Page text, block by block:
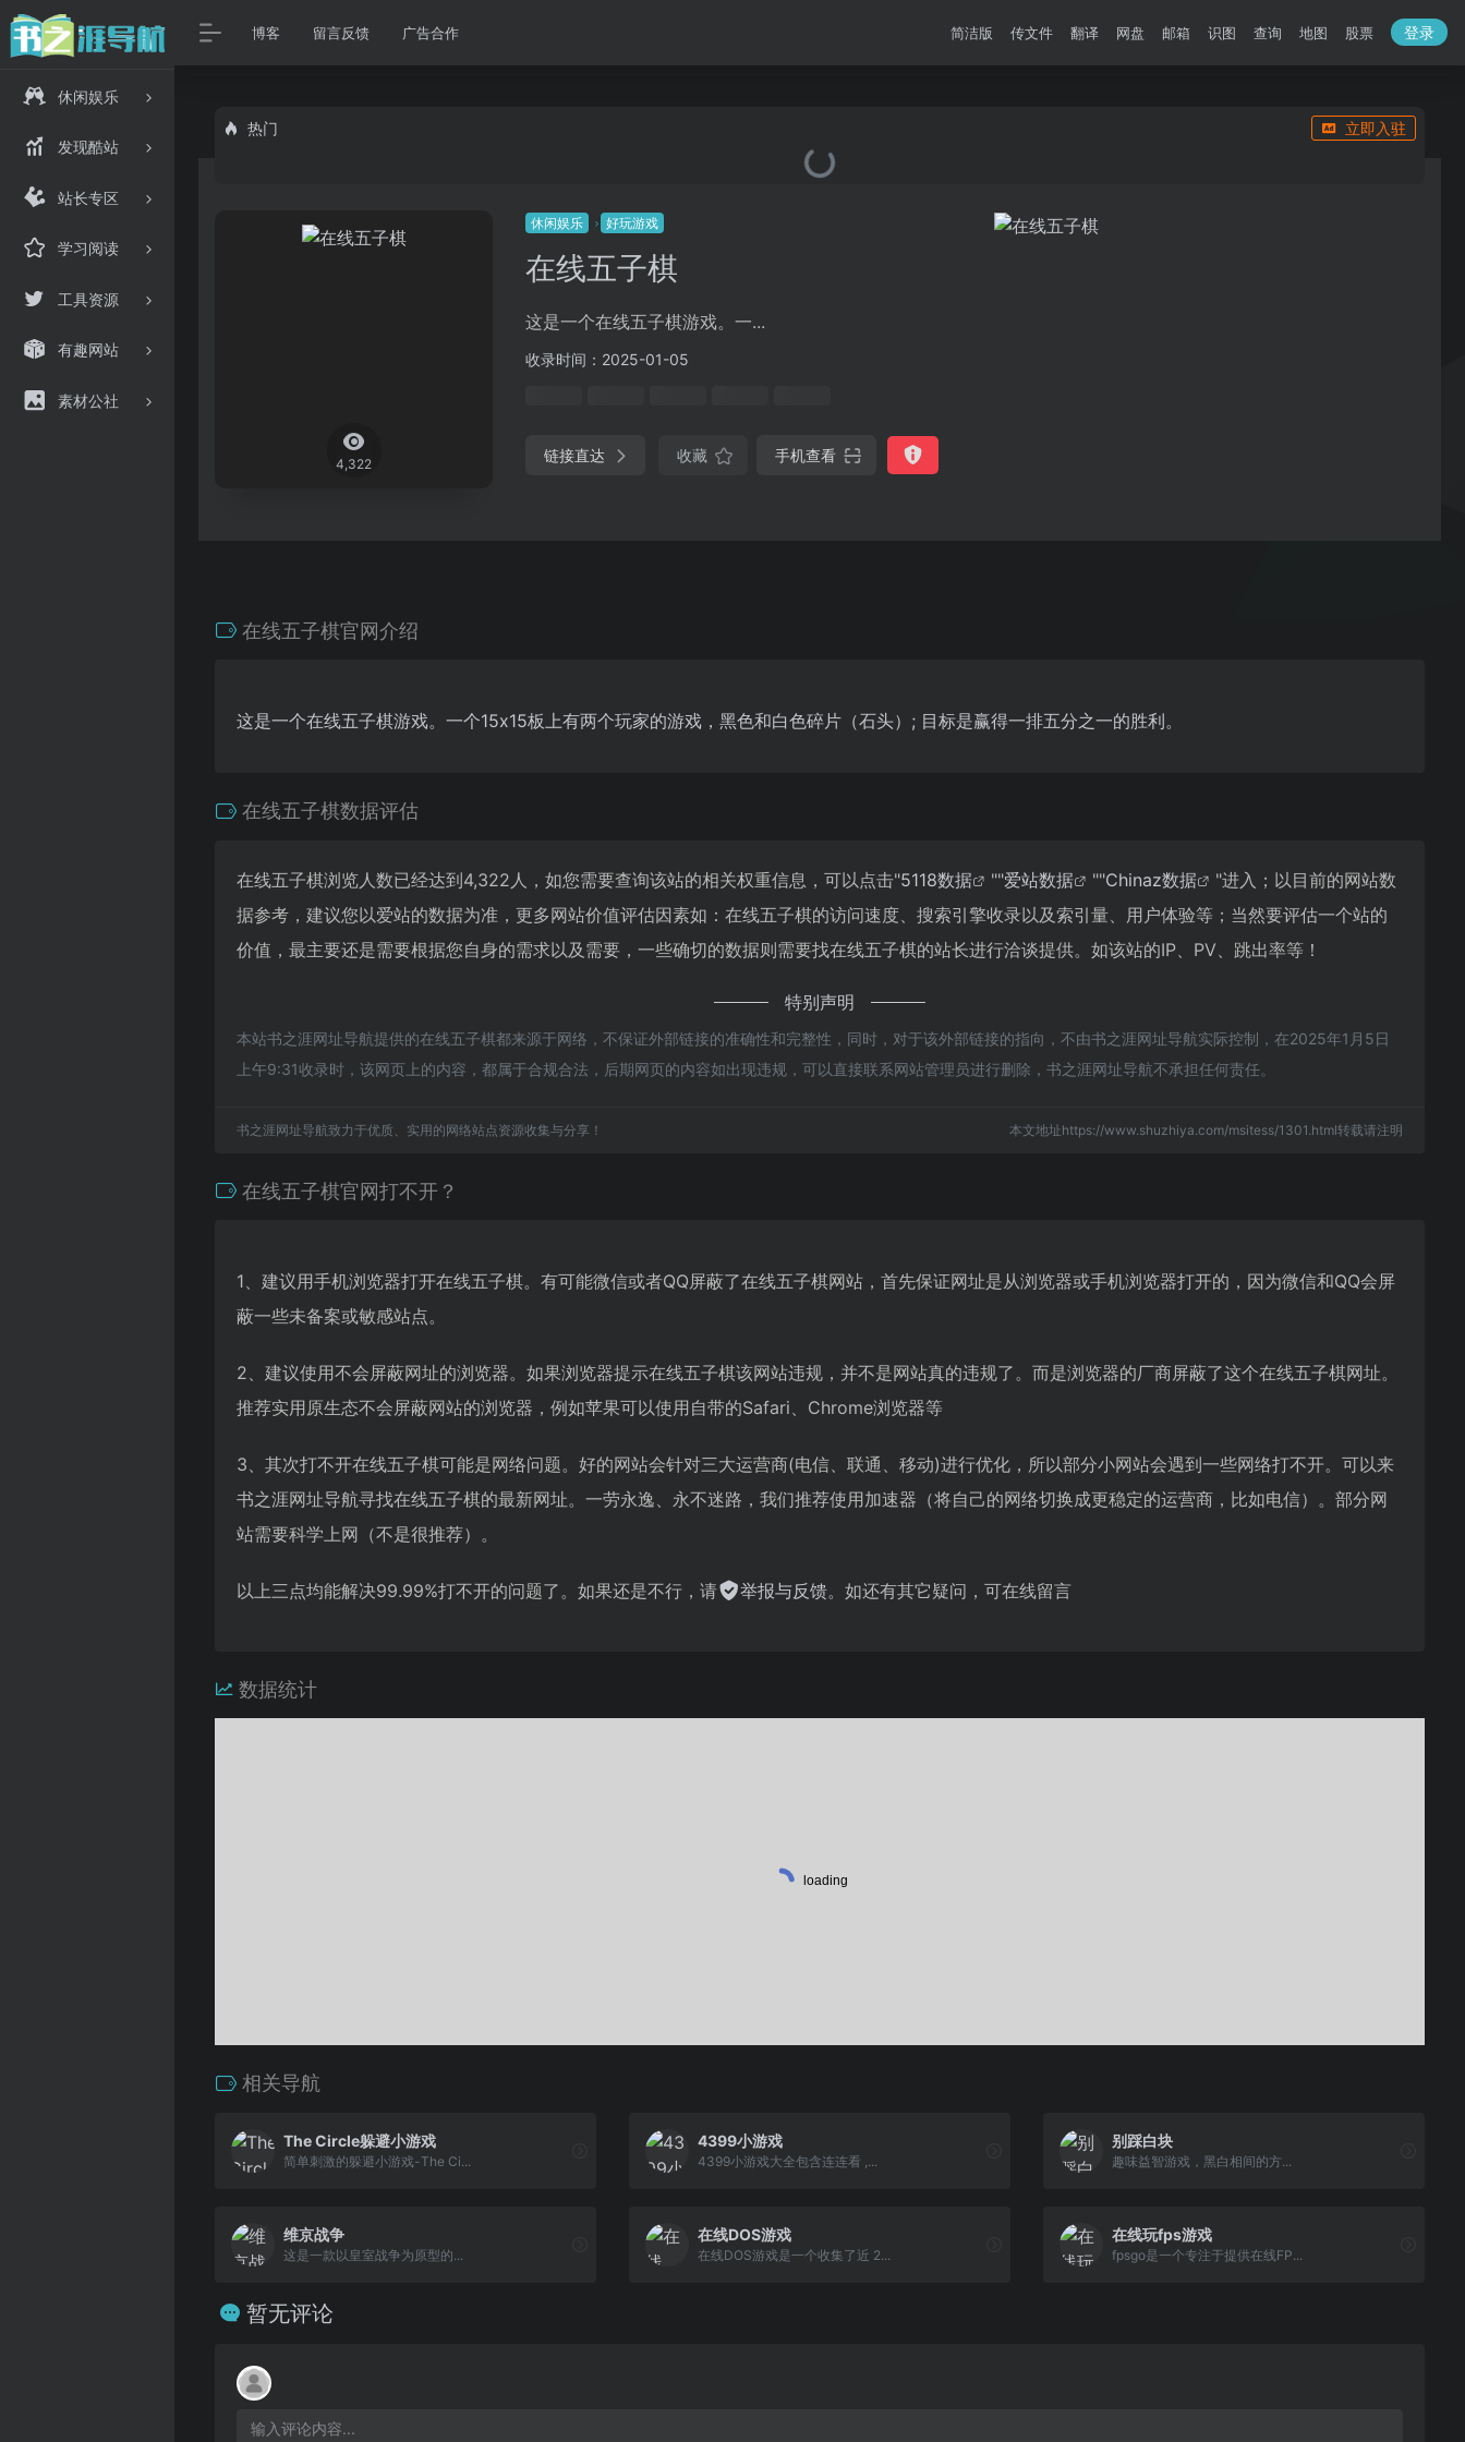
休闲娱乐
发现酷站
站长专区
学习阅读
工具资源
有趣网站
素材公社
博客 留言反馈 广告合作 简洁版 传文件 翻译 网盘 邮箱 识图 查询 地图 股票 登录
热门 立即入驻
4,322
休闲娱乐 好玩游戏
在线五子棋
这是一个在线五子棋游戏。一...
收录时间：2025-01-05
链接直达 收藏 手机查看
在线五子棋官网介绍
这是一个在线五子棋游戏。一个15x15板上有两个玩家的游戏，黑色和白色碎片（石头）; 目标是赢得一排五分之一的胜利。
在线五子棋数据评估
在线五子棋浏览人数已经达到4,322人，如您需要查询该站的相关权重信息，可以点击"5118数据 ""爱站数据 ""Chinaz数据
"进入；以目前的网站数
据参考，建议您以爱站的数据为准，更多网站价值评估因素如：在线五子棋的访问速度、搜索引擎收录以及索引量、用户体验等；当然要评估一个站的
价值，最主要还是需要根据您自身的需求以及需要，一些确切的数据则需要找在线五子棋的站长进行洽谈提供。如该站的IP、PV、跳出率等！
特别声明
本站书之涯网址导航提供的在线五子棋都来源于网络，不保证外部链接的准确性和完整性，同时，对于该外部链接的指向，不由书之涯网址导航实际控制，在2025年1月5日
上午9:31收录时，该网页上的内容，都属于合规合法，后期网页的内容如出现违规，可以直接联系网站管理员进行删除，书之涯网址导航不承担任何责任。
书之涯网址导航致力于优质、实用的网络站点资源收集与分享！ 本文地址https://www.shuzhiya.com/msitess/1301.html转载请注明
在线五子棋官网打不开？
1、建议用手机浏览器打开在线五子棋。有可能微信或者QQ屏蔽了在线五子棋网站，首先保证网址是从浏览器或手机浏览器打开的，因为微信和QQ会屏
蔽一些未备案或敏感站点。
2、建议使用不会屏蔽网址的浏览器。如果浏览器提示在线五子棋该网站违规，并不是网站真的违规了。而是浏览器的厂商屏蔽了这个在线五子棋网址。
推荐实用原生态不会屏蔽网站的浏览器，例如苹果可以使用自带的Safari、Chrome浏览器等
3、其次打不开在线五子棋可能是网络问题。好的网站会针对三大运营商(电信、联通、移动)进行优化，所以部分小网站会遇到一些网络打不开。可以来
书之涯网址导航寻找在线五子棋的最新网址。一劳永逸、永不迷路，我们推荐使用加速器（将自己的网络切换成更稳定的运营商，比如电信）。部分网
站需要科学上网（不是很推荐）。
以上三点均能解决99.99%打不开的问题了。如果还是不行，请 举报与反馈。如还有其它疑问，可在线留言
数据统计
相关导航
The Circle躲避小游戏
简单刺激的躲避小游戏-The Ci...
4399小游戏
4399小游戏大全包含连连看 ,...
别踩白块
趣味益智游戏，黑白相间的方...
维京战争
这是一款以皇室战争为原型的...
在线DOS游戏
在线DOS游戏是一个收集了近 2...
在线玩fps游戏
fpsgo是一个专注于提供在线FP...
暂无评论